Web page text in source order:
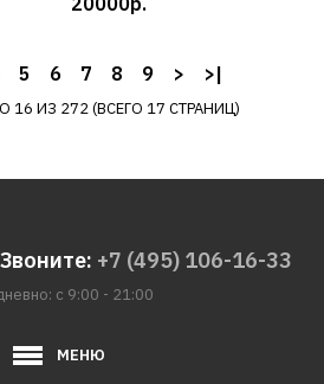
20000р.
ДОБАВИТЬ К СРАВНЕНИЮ
GRAUDE
Варочная поверхность
5 6 7 8 9 > >|
16 ИЗ 272 (ВСЕГО 17 СТРАНИЦ)
+7 (495) 106-16-33
с 9:00 - 21:00
МЕНЮ